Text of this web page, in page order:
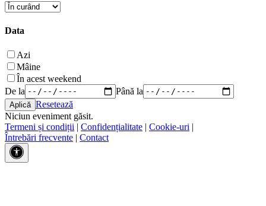
Data
Azi
Mâine
În acest weekend
De la
Până la
Resetează
Niciun eveniment găsit.
Termeni și condiții | Confidențialitate | Cookie-uri |
Întrebări frecvente | Contact